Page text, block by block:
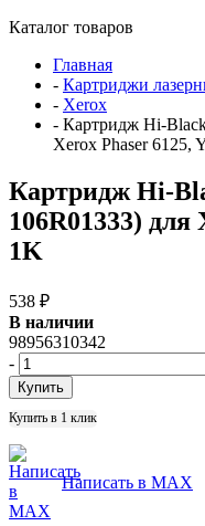
Каталог товаров
Главная
- Картриджи
- Xerox
- Картридж Hi-
Xerox Phaser 6125,
Картридж Hi-
106R01333) для
1K
538 ₽
В наличии
98956310342
-
Купить в 1 клик
Написать в MAX